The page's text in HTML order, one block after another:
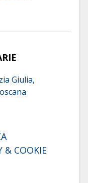
Giulia,
& COOKIE